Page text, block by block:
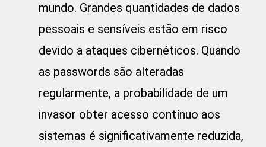
mundo. Grandes quantidades de dados
pessoais e sensíveis estão em risco
devido a ataques cibernéticos. Quando
as passwords são alteradas
regularmente, a probabilidade de um
invasor obter acesso contínuo aos
sistemas é significativamente reduzida,